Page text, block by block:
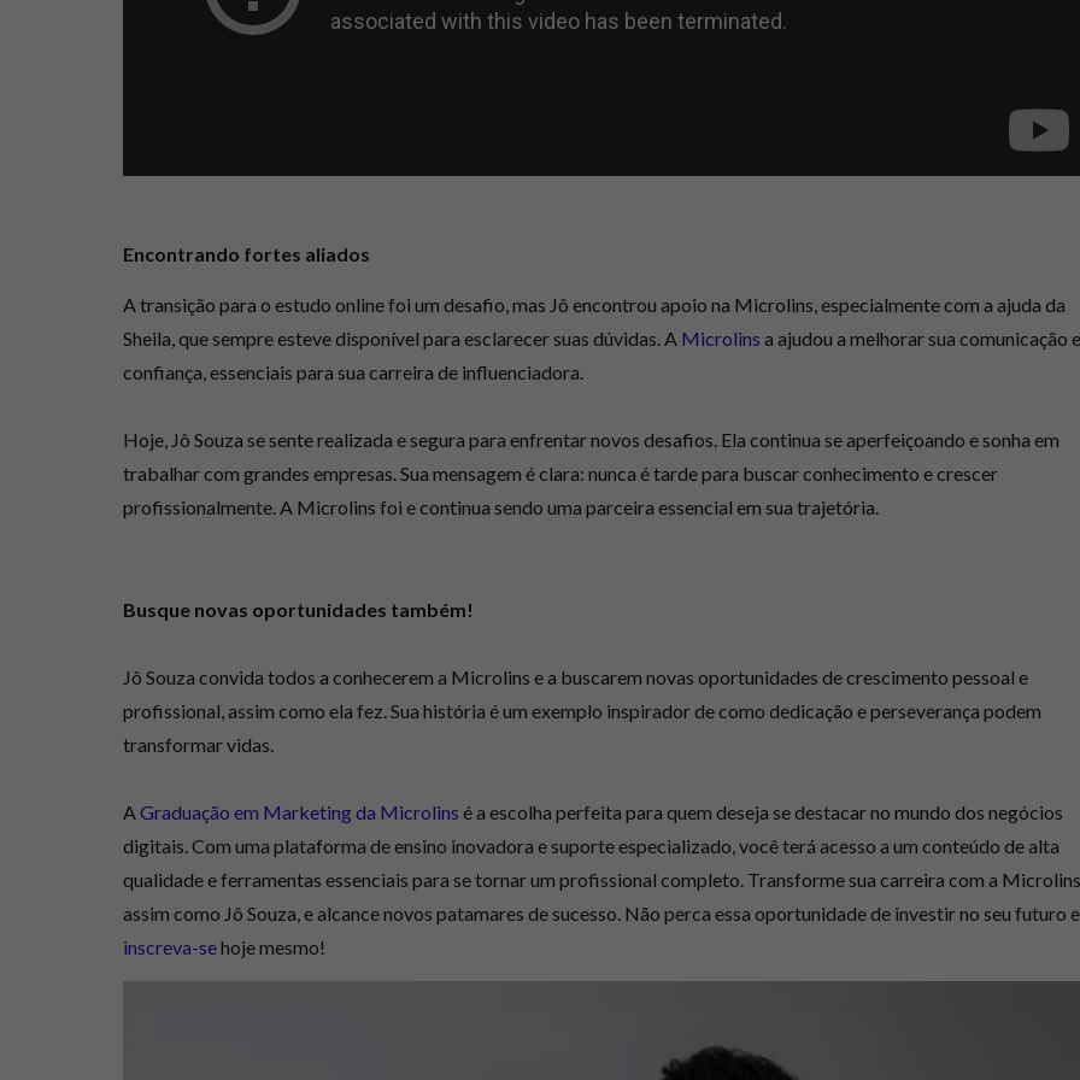
Encontrando fortes aliados
A transição para o estudo online foi um desafio, mas Jô encontrou apoio na Microlins, especialmente com a ajuda da
Sheila, que sempre esteve disponível para esclarecer suas dúvidas. A Microlins a ajudou a melhorar sua comunicação e
confiança, essenciais para sua carreira de influenciadora.
Hoje, Jô Souza se sente realizada e segura para enfrentar novos desafios. Ela continua se aperfeiçoando e sonha em
trabalhar com grandes empresas. Sua mensagem é clara: nunca é tarde para buscar conhecimento e crescer
profissionalmente. A Microlins foi e continua sendo uma parceira essencial em sua trajetória.
Busque novas oportunidades também!
Jô Souza convida todos a conhecerem a Microlins e a buscarem novas oportunidades de crescimento pessoal e
profissional, assim como ela fez. Sua história é um exemplo inspirador de como dedicação e perseverança podem
transformar vidas.
A Graduação em Marketing da Microlins é a escolha perfeita para quem deseja se destacar no mundo dos negócios
digitais. Com uma plataforma de ensino inovadora e suporte especializado, você terá acesso a um conteúdo de alta
qualidade e ferramentas essenciais para se tornar um profissional completo. Transforme sua carreira com a
assim como Jô Souza, e alcance novos patamares de sucesso. Não perca essa oportunidade de investir no seu futuro e
inscreva-sehoje mesmo!